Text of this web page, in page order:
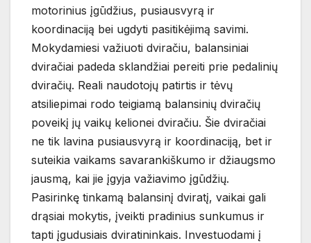
motorinius įgūdžius, pusiausvyrą ir
koordinaciją bei ugdyti pasitikėjimą savimi.
Mokydamiesi važiuoti dviračiu, balansiniai
dviračiai padeda sklandžiai pereiti prie pedalinių
dviračių. Reali naudotojų patirtis ir tėvų
atsiliepimai rodo teigiamą balansinių dviračių
poveikį jų vaikų kelionei dviračiu. Šie dviračiai
ne tik lavina pusiausvyrą ir koordinaciją, bet ir
suteikia vaikams savarankiškumo ir džiaugsmo
jausmą, kai jie įgyja važiavimo įgūdžių.
Pasirinkę tinkamą balansinį dviratį, vaikai gali
drąsiai mokytis, įveikti pradinius sunkumus ir
tapti įgudusiais dviratininkais. Investuodami į